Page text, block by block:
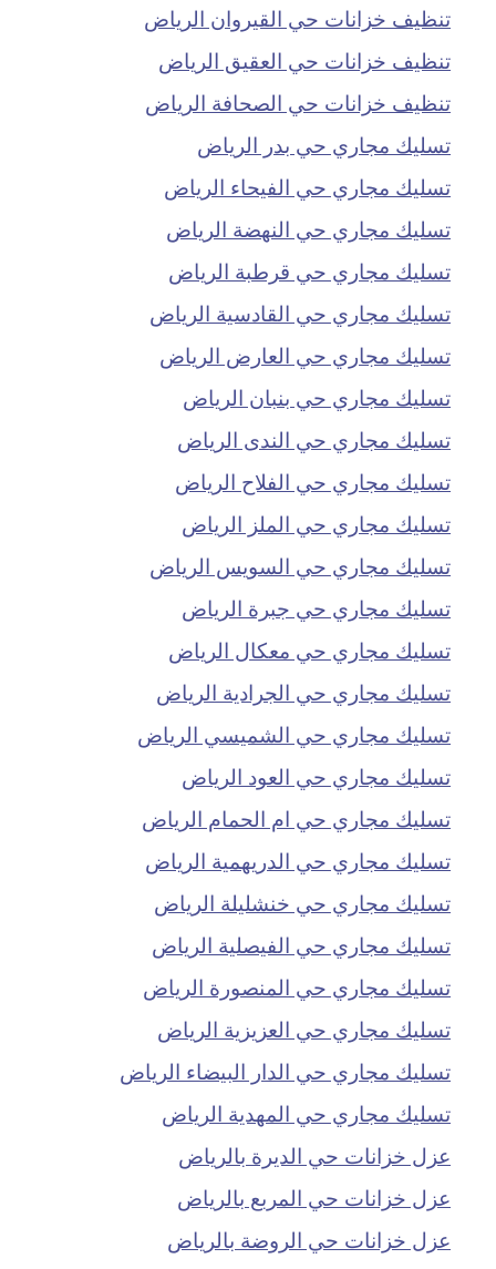
تنظيف خزانات حي القيروان الرياض
تنظيف خزانات حي العقيق الرياض
تنظيف خزانات حي الصحافة الرياض
تسليك مجاري حي بدر الرياض
تسليك مجاري حي الفيحاء الرياض
تسليك مجاري حي النهضة الرياض
تسليك مجاري حي قرطبة الرياض
تسليك مجاري حي القادسية الرياض
تسليك مجاري حي العارض الرياض
تسليك مجاري حي بنبان الرياض
تسليك مجاري حي الندى الرياض
تسليك مجاري حي الفلاح الرياض
تسليك مجاري حي الملز الرياض
تسليك مجاري حي السويس الرياض
تسليك مجاري حي جبرة الرياض
تسليك مجاري حي معكال الرياض
تسليك مجاري حي الجرادية الرياض
تسليك مجاري حي الشميسي الرياض
تسليك مجاري حي العود الرياض
تسليك مجاري حي ام الحمام الرياض
تسليك مجاري حي الدريهمية الرياض
تسليك مجاري حي خنشليلة الرياض
تسليك مجاري حي الفيصلية الرياض
تسليك مجاري حي المنصورة الرياض
تسليك مجاري حي العزيزية الرياض
تسليك مجاري حي الدار البيضاء الرياض
تسليك مجاري حي المهدية الرياض
عزل خزانات حي الديرة بالرياض
عزل خزانات حي المربع بالرياض
عزل خزانات حي الروضة بالرياض